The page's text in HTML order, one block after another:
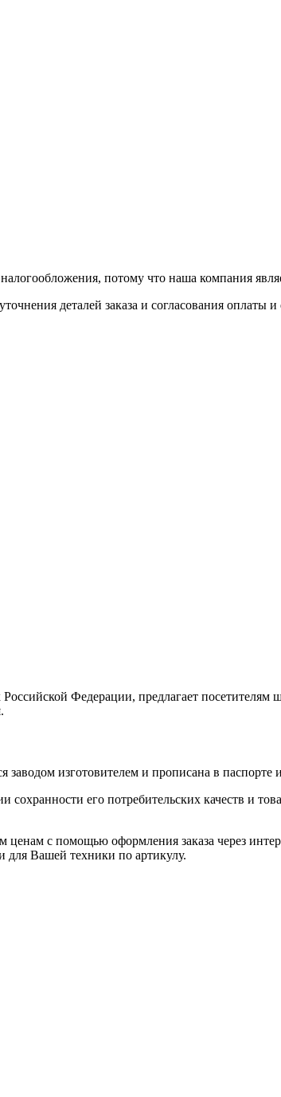
потому что наша компания
деталей заказа и согласования оплаты и
Федерации, предлагает
.
изготовителем и прописана в паспорте
его потребительских качеств и
с помощью оформления заказа через
для Вашей техники по артикулу.